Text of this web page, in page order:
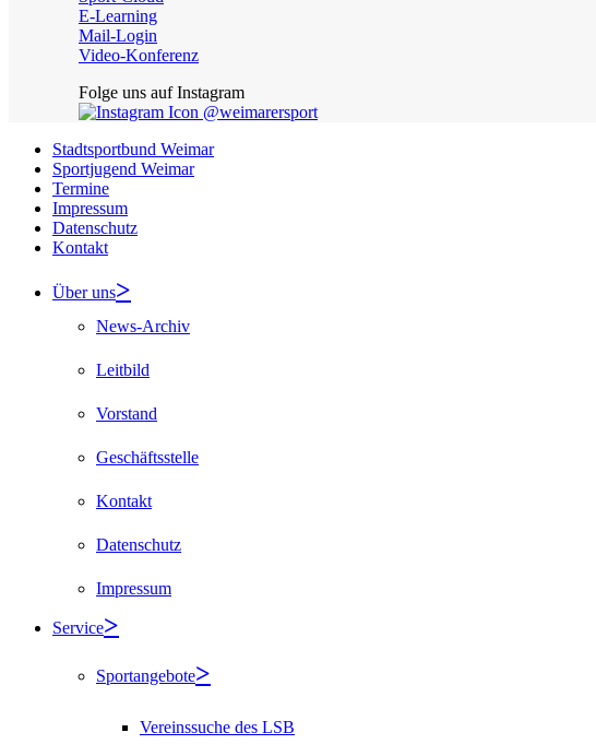
E-Learning
Mail-Login
Video-Konferenz
Folge uns auf Instagram
@weimarersport
Stadtsportbund Weimar
Sportjugend Weimar
Termine
Impressum
Datenschutz
Kontakt
Über uns
News-Archiv
Leitbild
Vorstand
Geschäftsstelle
Kontakt
Datenschutz
Impressum
Service
Sportangebote
Vereinssuche des LSB